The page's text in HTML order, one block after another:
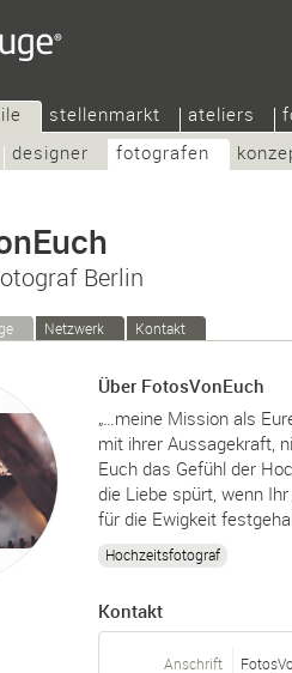
designer fotografen
stellenmarkt ateliers
Berlin
Netzwerk Kontakt
Über FotosVonEuch
„…meine Mission als
mit ihrer Aussagekraft,
Euch das Gefühl der
die Liebe spürt, wenn
für die Ewigkeit
Hochzeitsfotograf
Kontakt
Anschrift